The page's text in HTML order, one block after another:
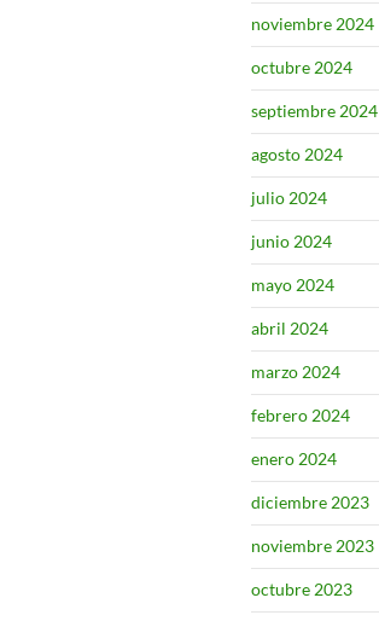
noviembre 2024
octubre 2024
septiembre 2024
agosto 2024
julio 2024
junio 2024
mayo 2024
abril 2024
marzo 2024
febrero 2024
enero 2024
diciembre 2023
noviembre 2023
octubre 2023